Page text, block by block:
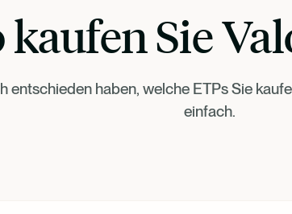
kaufen Sie
entschieden haben, welche ETPs Sie
einfach.